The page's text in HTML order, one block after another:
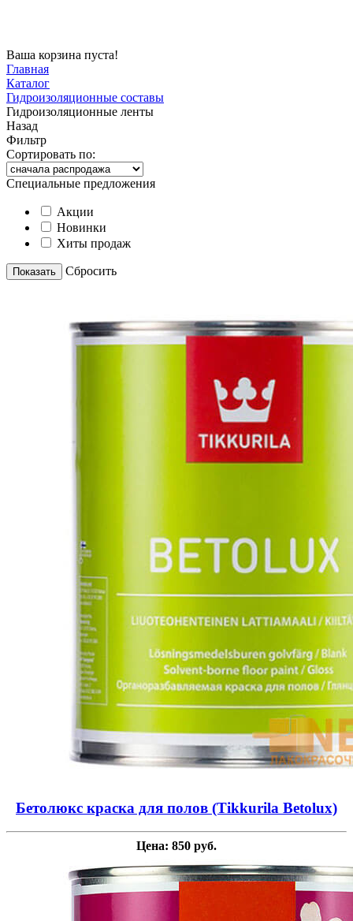
Ваша корзина пуста!
Главная
Каталог
Гидроизоляционные составы
Гидроизоляционные ленты
Назад
Фильтр
Сортировать по:
Специальные предложения
Акции
Новинки
Хиты продаж
Показать Cбросить
Бетолюкс краска для полов (Tikkurila Betolux)
Цена: 850 руб.